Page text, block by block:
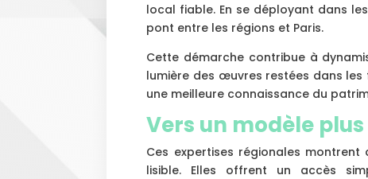
local fiable. En se déployant dans
pont entre les régions et Paris.
Cette démarche contribue à
lumière des œuvres restées dans
une meilleure connaissance du
Vers un modèle
Ces expertises régionales
lisible. Elles offrent un accès